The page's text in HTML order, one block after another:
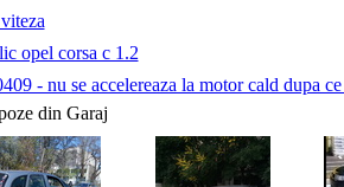
opel corsa c 1.2
- nu se accelereaza la motor cald dupa
din Garaj